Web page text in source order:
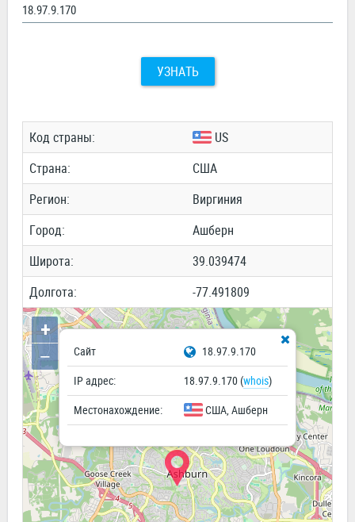
УЗНАТЬ
Код страны:
US
Cтрана:
США
Регион:
Виргиния
Город:
Ашберн
Широта:
39.039474
Долгота:
-77.491809
Сайт
18.97.9.170
IP адрес:
18.97.9.170 (whois)
Местонахождение:
США, Ашберн
+
−